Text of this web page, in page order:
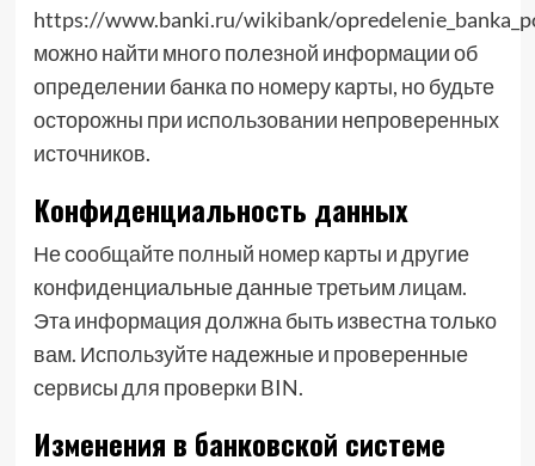
https://www.banki.ru/wikibank/
можно найти много полезной информации об
определении банка по номеру карты, но будьте
осторожны при использовании непроверенных
источников.
Конфиденциальность данных
Не сообщайте полный номер карты и другие
конфиденциальные данные третьим лицам.
Эта информация должна быть известна только
вам. Используйте надежные и проверенные
сервисы для проверки BIN.
Изменения в банковской системе